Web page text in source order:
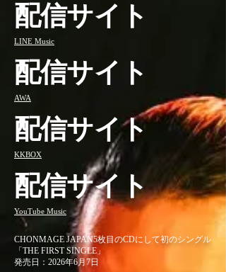
配信サイト
LINE Music
配信サイト
AWA
配信サイト
KKBOX
配信サイト
YouTube Music
CHONMAGE JAPAN5枚目のCDにして初のシングル
「THE FIRST SINGLE」
発売日：2026年6月7日